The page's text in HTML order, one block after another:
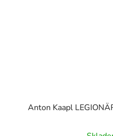
Anton Kaapl